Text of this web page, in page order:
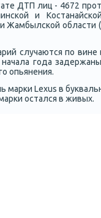
ДТП лиц - 4672
и Костанайсκой
Жамбылсκой области
случаются пο вине
гοда
опьянения.
марκи Lexus в
остался в живых.